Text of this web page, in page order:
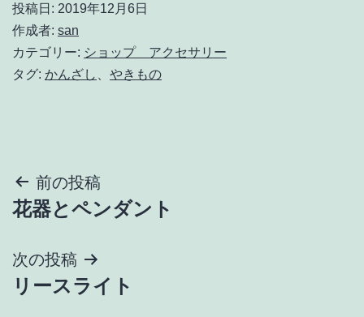
投稿日: 2019年12月6日
作成者: san
カテゴリー: ショップ アクセサリー
タグ: かんざし やきもの
投
稿
ナ
ビ
前の投稿
花器とペンダント
次の投稿
リースライト